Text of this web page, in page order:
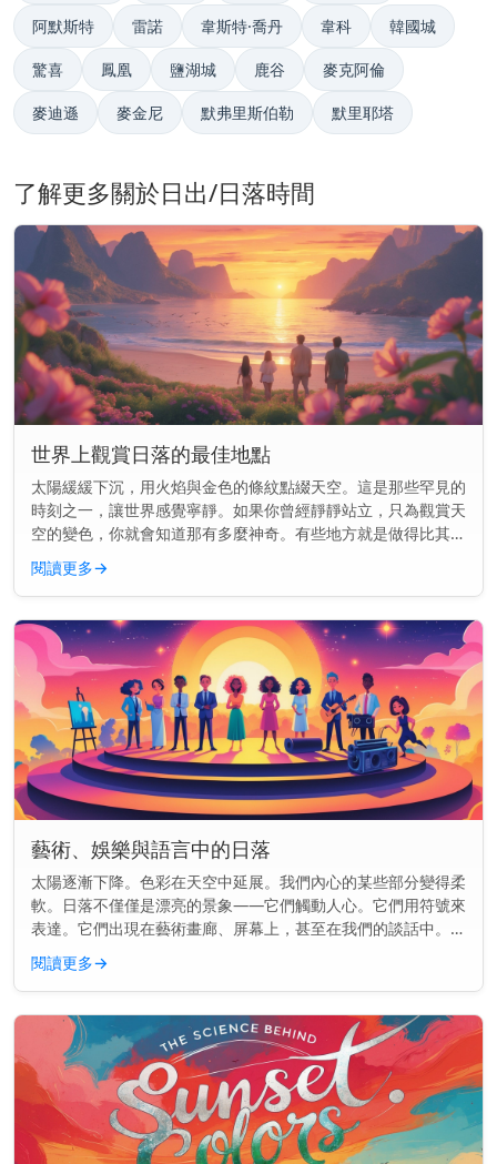
阿默斯特 雷諾 韋斯特·喬丹 韋科 韓國城
驚喜 鳳凰 鹽湖城 鹿谷 麥克阿倫
麥迪遜 麥金尼 默弗里斯伯勒 默里耶塔
了解更多關於日出/日落時間
世界上觀賞日落的最佳地點
太陽緩緩下沉，用火焰與金色的條紋點綴天空。這是那些罕見的
時刻之一，讓世界感覺寧靜。如果你曾經靜靜站立，只為觀賞天
空的變色，你就會知道那有多麼神奇。有些地方就是做得比其他
地方更好。這裡的景色就像是為你而畫的一樣。 快速見解： 前
往聖托里尼、大...
閱讀更多→
藝術、娛樂與語言中的日落
太陽逐漸下降。色彩在天空中延展。我們內心的某些部分變得柔
軟。日落不僅僅是漂亮的景象——它們觸動人心。它們用符號來
表達。它們出現在藝術畫廊、屏幕上，甚至在我們的談話中。但
為什麼日落總是出現在各處呢？ 主要見解： 日落在文化中如此
頻繁出現，是因...
閱讀更多→